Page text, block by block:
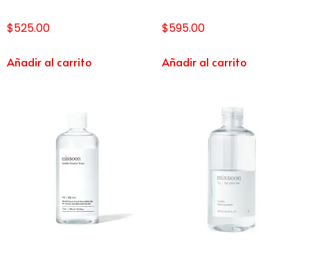
$525.00
Añadir al carrito
$595.00
Añadir al carrito